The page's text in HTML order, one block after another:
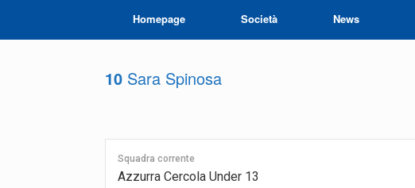
Homepage Società News
10 Sara Spinosa
Squadra corrente
Azzurra Cercola Under 13